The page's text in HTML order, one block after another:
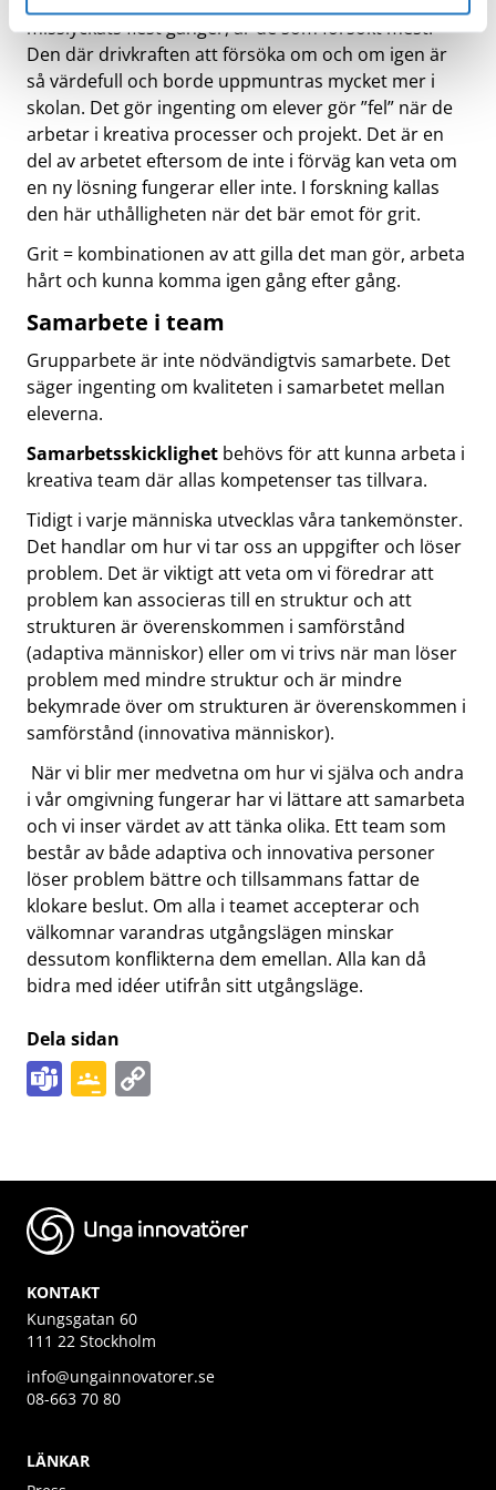
alltid ta bort dessa genom att navigera till
sekretessinställningarna i din webbläsare.
misslyckats flest gånger, är de som försökt mest.
Den där drivkraften att försöka om och om igen är
så värdefull och borde uppmuntras mycket mer i
skolan. Det gör ingenting om elever gör ”fel” när de
arbetar i kreativa processer och projekt. Det är en
del av arbetet eftersom de inte i förväg kan veta om
en ny lösning fungerar eller inte. I forskning kallas
den här uthålligheten när det bär emot för grit.
Grit = kombinationen av att gilla det man gör, arbeta
hårt och kunna komma igen gång efter gång.
Samarbete i team
Grupparbete är inte nödvändigtvis samarbete. Det
säger ingenting om kvaliteten i samarbetet mellan
eleverna.
Samarbetsskicklighet behövs för att kunna arbeta i
kreativa team där allas kompetenser tas tillvara.
Tidigt i varje människa utvecklas våra tankemönster.
Det handlar om hur vi tar oss an uppgifter och löser
problem. Det är viktigt att veta om vi föredrar att
problem kan associeras till en struktur och att
strukturen är överenskommen i samförstånd
(adaptiva människor) eller om vi trivs när man löser
problem med mindre struktur och är mindre
bekymrade över om strukturen är överenskommen i
samförstånd (innovativa människor).
När vi blir mer medvetna om hur vi själva och andra
i vår omgivning fungerar har vi lättare att samarbeta
och vi inser värdet av att tänka olika. Ett team som
består av både adaptiva och innovativa personer
löser problem bättre och tillsammans fattar de
klokare beslut. Om alla i teamet accepterar och
välkomnar varandras utgångslägen minskar
dessutom konflikterna dem emellan. Alla kan då
bidra med idéer utifrån sitt utgångsläge.
Dela sidan
TeamsGoogle
KONTAKT
Kungsgatan 60
111 22 Stockholm
info@ungainnovatorer.se
08-663 70 80
LÄNKAR